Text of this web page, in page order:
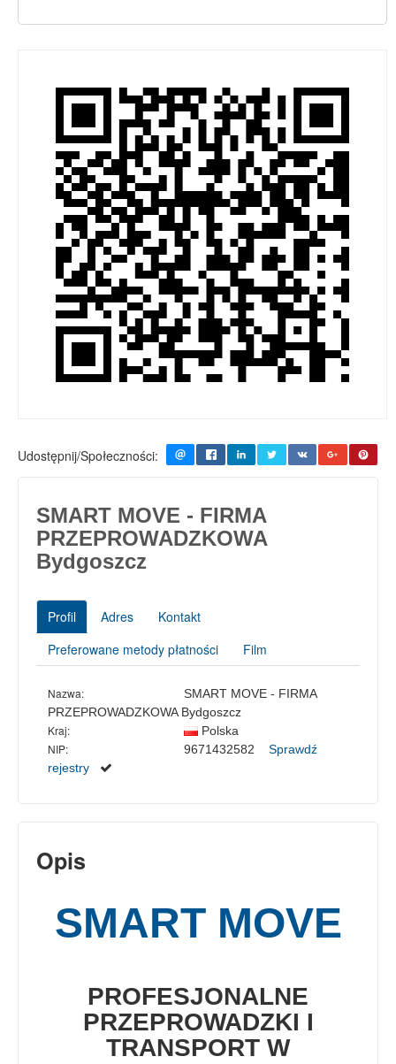
Udostępnij/Społeczności:
SMART MOVE - FIRMA
PRZEPROWADZKOWA
Bydgoszcz
Profil Adres
Kontakt
Preferowane metody płatności
Film
Nazwa:
SMART MOVE - FIRMA
PRZEPROWADZKOWA Bydgoszcz
Kraj: Polska
NIP: 9671432582 Sprawdź
rejestry
Opis
SMART MOVE
PROFESJONALNE
PRZEPROWADZKI I
TRANSPORT W